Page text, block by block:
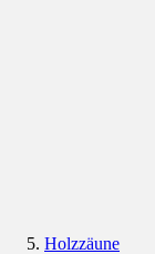
Holzzäune